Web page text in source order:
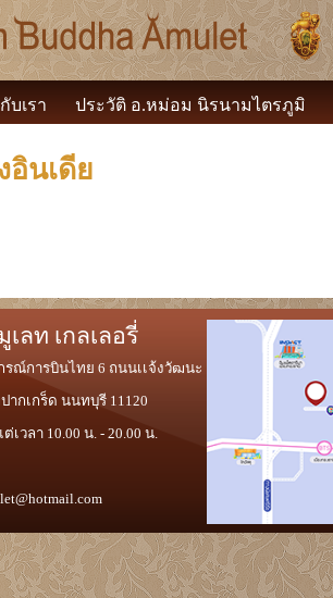
บเรา
ประวัติ อ.หม่อม นิรนามไตรภูมิ
อินเดีย
ลท เกลเลอรี่
ณ์การบินไทย 6 ถนนเเจ้งวัฒนะ
ากเกร็ด นนทบุรี 11120
วลา 10.00 น. - 20.00 น.